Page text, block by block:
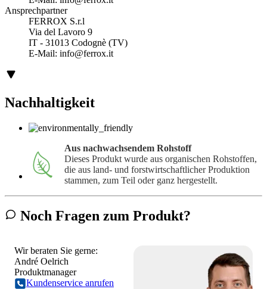
Ansprechpartner
FERROX S.r.l
Via del Lavoro 9
IT - 31013 Codognè (TV)
E-Mail: info@ferrox.it
Nachhaltigkeit
Aus nachwachsendem Rohstoff
Dieses Produkt wurde aus organischen Rohstoffen,
die aus land- und forstwirtschaftlicher Produktion
stammen, zum Teil oder ganz hergestellt.
Noch Fragen zum Produkt?
Wir beraten Sie gerne:
André Oelrich
Produktmanager
Kundenservice anrufen